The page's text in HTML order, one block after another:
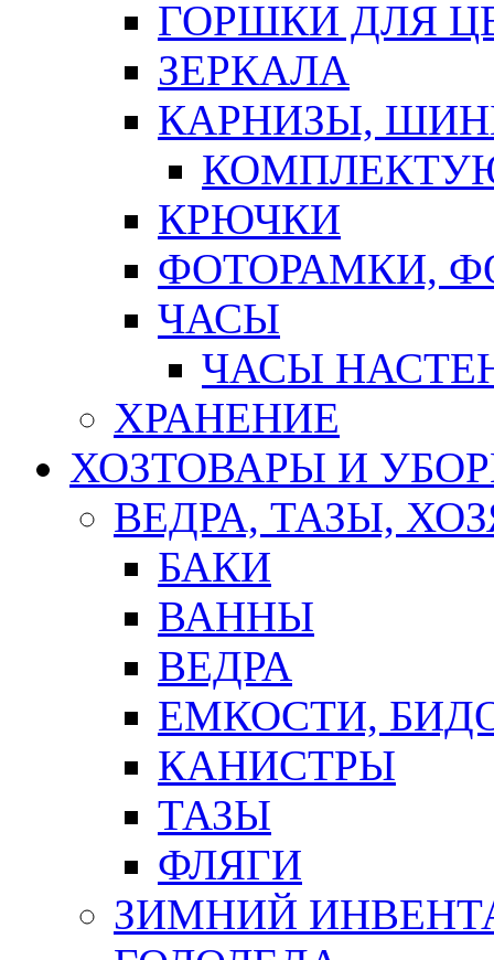
ГОРШКИ ДЛЯ
ЗЕРКАЛА
КАРНИЗЫ,
КРЮЧКИ
ФОТОРАМКИ,
ЧАСЫ
ЧАСЫ
ХРАНЕНИЕ
ХОЗТОВАРЫ И
ВЕДРА, ТАЗЫ,
БАКИ
ВАННЫ
ВЕДРА
ЕМКОСТИ,
КАНИСТРЫ
ТАЗЫ
ФЛЯГИ
ЗИМНИЙ